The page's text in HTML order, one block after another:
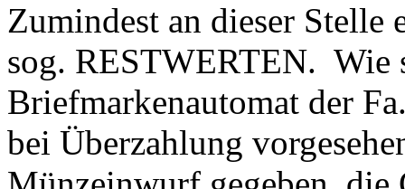
Zumindest an dieser
sog. RESTWERTEN. Wie
Briefmarkenautomat der
bei Überzahlung